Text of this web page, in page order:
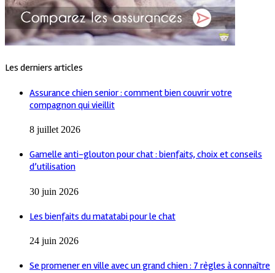
Les derniers articles
Assurance chien senior : comment bien couvrir votre
compagnon qui vieillit
8 juillet 2026
Gamelle anti-glouton pour chat : bienfaits, choix et conseils
d’utilisation
30 juin 2026
Les bienfaits du matatabi pour le chat
24 juin 2026
Se promener en ville avec un grand chien : 7 règles à connaître